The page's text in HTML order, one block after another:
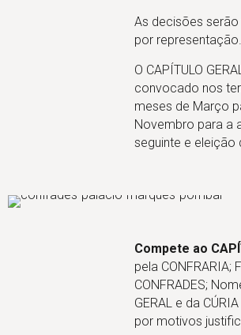
procura traduzir a
iconográfica do vinho a
de armas dos
Sebastião José de
de Oeiras. Reza a
mais de 200 anos, na
adegueiros pudessem
nas escuras caves
Distintivo
apresentado para
vincula o confrade
Confraria do Vinho de
Estandarte
As decisões
por representação.
O CAPÍTULO
convocado nos
meses de Março
Novembro para a
seguinte e
Compete ao
pela
CONFRADES;
GERAL e da
por motivos